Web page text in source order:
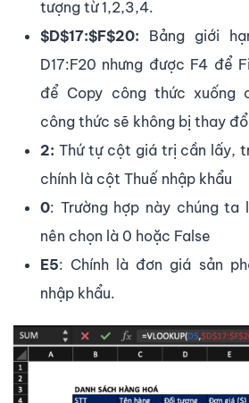
tượng từ 1,2,3,4.
$D$17:$F$20: Bảng giới
D17:F20 nhưng được F4 để
để Copy công thức xuống
công thức sẽ không bị thay
2: Thứ tự cột giá trị cần lấy,
chính là cột Thuế nhập khẩu
0: Trường hợp này chúng
nên chọn là 0 hoặc False
E5: Chính là đơn giá sản
nhập khẩu.